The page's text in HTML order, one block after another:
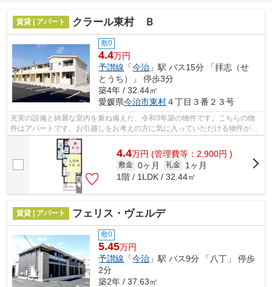
賃貸 | アパート クラール東村 Ｂ
敷0
4.4万円
予讃線 「今治 」駅 バス15分 「拝志（せ
とうち）」 停歩3分
築4年 / 32.44㎡
愛媛県今治市東村４丁目３番２３号
充実の設備と綺麗な室内を兼ね備えた、令和3年築の物件です。こちらの物
件はアパートです。お引越しをお考えの方に気に入っていただける物件が豊
富にあります。当社は多種多様な物件を...
4.4万円 (管理費等：2,900円 )
敷金 0ヶ月 礼金
1ヶ月
1階 / 1LDK / 32.44㎡
賃貸 | アパート フェリス・ヴェルデ
敷0
5.45万円
予讃線 「今治 」駅 バス9分 「八丁」 停歩
2分
築2年 / 37.63㎡